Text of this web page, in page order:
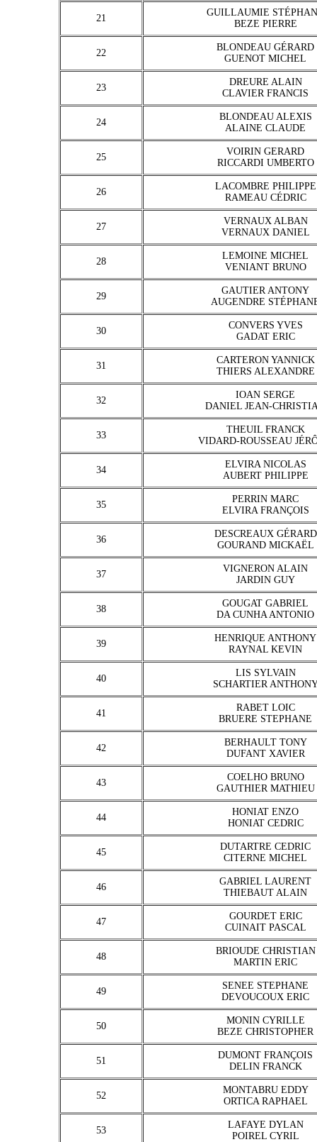
21
GUILLAUMIE
BEZE PIERRE
22
BLONDEAU GÉRARD
GUENOT MICHEL
23
DREURE ALAIN
CLAVIER FRANCIS
24
BLONDEAU ALEXIS
ALAINE CLAUDE
25
VOIRIN GERARD
RICCARDI UMBERTO
26
LACOMBRE PHILIPPE
RAMEAU CÉDRIC
27
VERNAUX ALBAN
VERNAUX DANIEL
28
LEMOINE MICHEL
VENIANT BRUNO
29
GAUTIER ANTONY
AUGENDRE
30
CONVERS YVES
GADAT ERIC
31
CARTERON YANNICK
THIERS ALEXANDRE
32
IOAN SERGE
DANIEL JEAN-
33
THEUIL FRANCK
VIDARD-ROUSSEAU
34
ELVIRA NICOLAS
AUBERT PHILIPPE
35
PERRIN MARC
ELVIRA FRANÇOIS
36
DESCREAUX GÉRARD
GOURAND MICKAËL
37
VIGNERON ALAIN
JARDIN GUY
38
GOUGAT GABRIEL
DA CUNHA ANTONIO
39
HENRIQUE ANTHONY
RAYNAL KEVIN
40
LIS SYLVAIN
SCHARTIER
41
RABET LOIC
BRUERE STEPHANE
42
BERHAULT TONY
DUFANT XAVIER
43
COELHO BRUNO
GAUTHIER MATHIEU
44
HONIAT ENZO
HONIAT CEDRIC
45
DUTARTRE CEDRIC
CITERNE MICHEL
46
GABRIEL LAURENT
THIEBAUT ALAIN
47
GOURDET ERIC
CUINAIT PASCAL
48
BRIOUDE CHRISTIAN
MARTIN ERIC
49
SENEE STEPHANE
DEVOUCOUX ERIC
50
MONIN CYRILLE
BEZE CHRISTOPHER
51
DUMONT FRANÇOIS
DELIN FRANCK
52
MONTABRU EDDY
ORTICA RAPHAEL
53
LAFAYE DYLAN
POIREL CYRIL